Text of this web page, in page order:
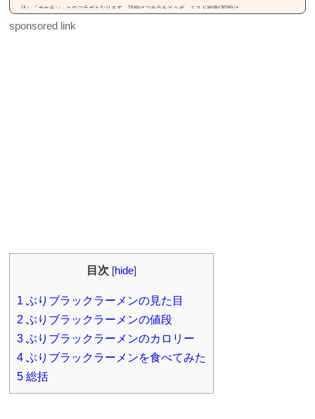
込）「ポケモン」とのコラボとなります。詳細はコチラをどうぞ。ミスド福袋(2026)は
sponsored link
目次 [hide]
1 ぶりブラックラーメンの見た目
2 ぶりブラックラーメンの値段
3 ぶりブラックラーメンのカロリー
4 ぶりブラックラーメンを食べてみた
5 総括